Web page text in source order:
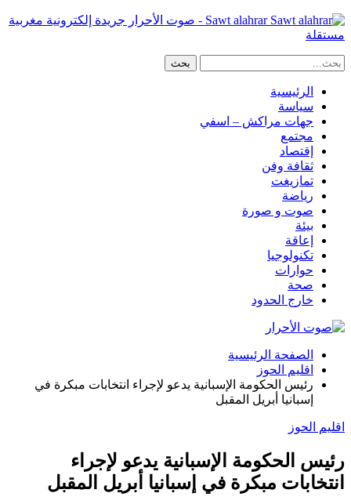
Sawt alahrar - صوت الأحرار جريدة إلكترونية مغربية
مستقلة
الرئيسية
سياسة
جهات مراكش – اسفي
مجتمع
إقتصاد
ثقافة وفن
تمازيغت
رياضة
صوت و صورة
بيئة
إعاقة
تكنولوجيا
حوارات
صحة
خارج الحدود
الصفحة الرئيسية
اقليم الحوز
رئيس الحكومة الإسبانية يدعو لإجراء انتخابات مبكرة في
إسبانيا أبريل المقبل
اقليم الحوز
رئيس الحكومة الإسبانية يدعو لإجراء
انتخابات مبكرة في إسبانيا أبريل المقبل